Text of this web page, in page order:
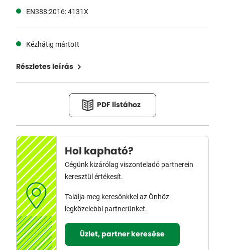
EN388:2016: 4131X
Kézhátig mártott
Részletes leírás
PDF listához
Hol kapható?
Cégünk kizárólag viszonteladó partnerein
keresztül értékesít.
Találja meg keresőnkkel az Önhöz
legközelebbi partnerünket.
Üzlet, partner keresése